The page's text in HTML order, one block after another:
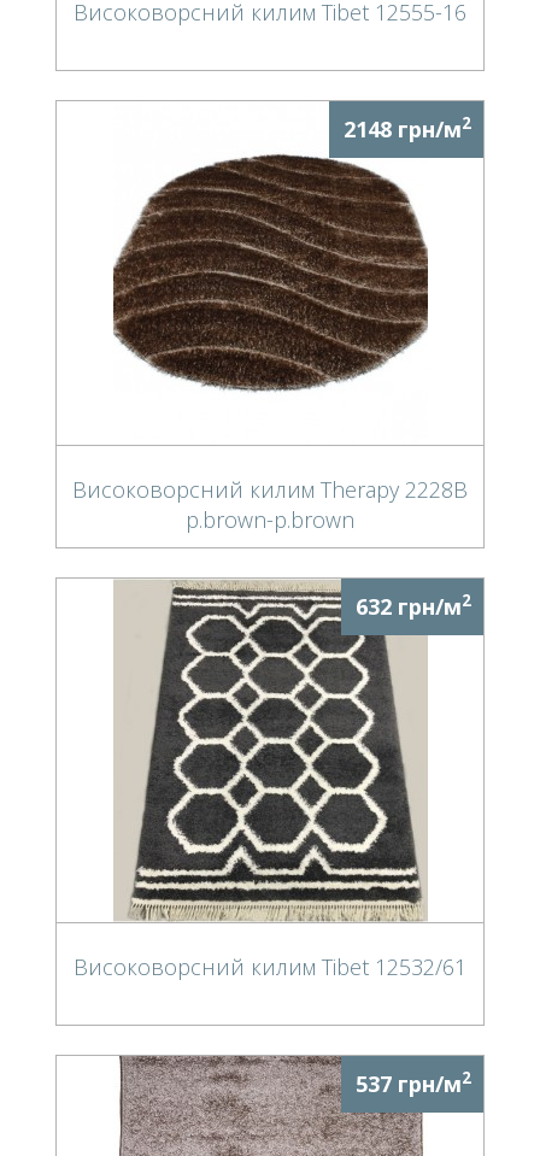
Високоворсний килим Tibet 12555-16
2148 грн/м2
Високоворсний килим Therapy 2228B
p.brown-p.brown
632 грн/м2
Високоворсний килим Tibet 12532/61
537 грн/м2